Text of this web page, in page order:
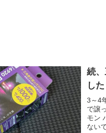
続
した
3～4
で譲
モン
ないで